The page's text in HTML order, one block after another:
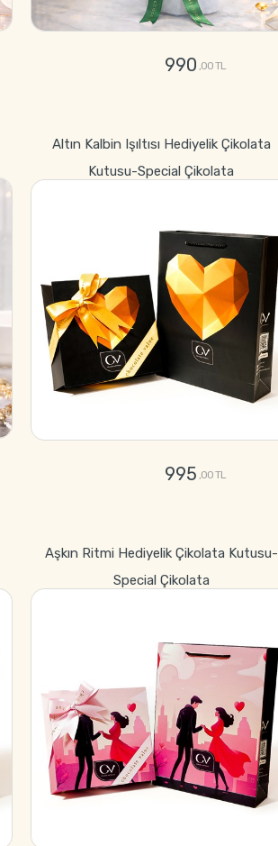
990 ,00 TL
Altın Kalbin Işıltısı Hediyelik Çikolata
Kutusu-Special Çikolata
995 ,00 TL
Aşkın Ritmi Hediyelik Çikolata Kutusu-
Special Çikolata